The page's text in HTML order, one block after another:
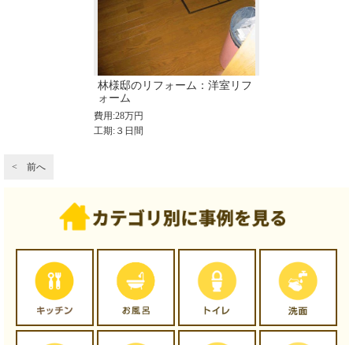
林様邸のリフォーム：洋室リフ
ォーム
費用:28万円
工期:３日間
< 前へ